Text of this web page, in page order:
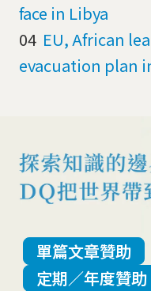
face in Libya
04 EU, African
evacuation plan
單篇文章贊助
定期／年度贊助